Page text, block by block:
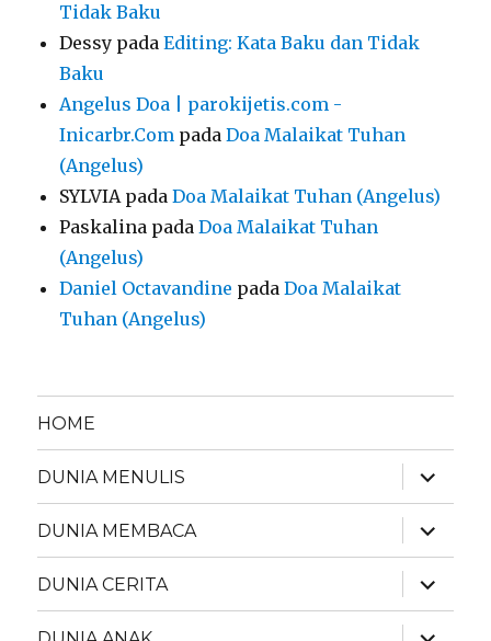
Tidak Baku
Dessy padaEditing: Kata Baku dan Tidak
Baku
Angelus Doa | parokijetis.com -
Inicarbr.Com padaDoa Malaikat Tuhan
(Angelus)
SYLVIApadaDoa Malaikat Tuhan (Angelus)
Paskalina padaDoa Malaikat Tuhan
(Angelus)
Daniel Octavandine padaDoa Malaikat
Tuhan (Angelus)
HOME
DUNIA MENULIS
expand
child
menu
DUNIA MEMBACA
expand
child
menu
DUNIA CERITA
expand
child
menu
expand